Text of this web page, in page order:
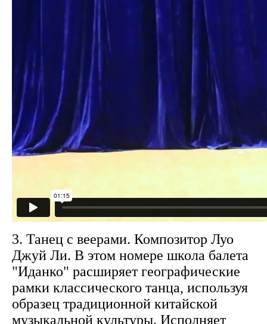
3. Танец с веерами. Композитор Луо
Джуй Ли. В этом номере школа балета
"Иданко" расширяет географические
рамки классического танца, используя
образец традиционной китайской
музыкальной культуры. Исполняет